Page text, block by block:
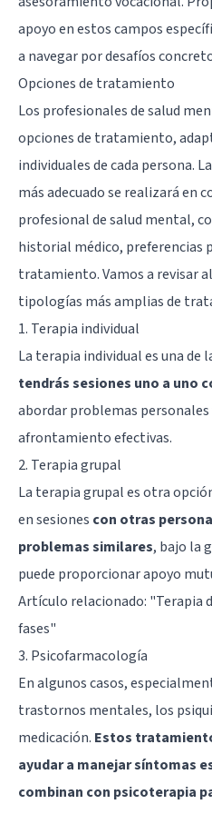
apoyo en estos campos
a navegar por desafíos
Opciones de tratamiento
Los profesionales de salud
opciones de tratamiento,
individuales de cada persona.
más adecuado se realizará en
profesional de salud mental,
historial médico, preferencias
tratamiento. Vamos a revisar
tipologías más amplias de
1. Terapia individual
La terapia individual es una de
tendrás sesiones uno a uno
abordar problemas
afrontamiento efectivas.
2. Terapia grupal
La terapia grupal es otra
en sesiones con otras
problemas similares, bajo la
puede proporcionar apoyo
Artículo relacionado: "Terapia
fases"
3. Psicofarmacología
En algunos casos,
trastornos mentales, los
medicación. Estos
ayudar a manejar síntomas
combinan con psicoterapia